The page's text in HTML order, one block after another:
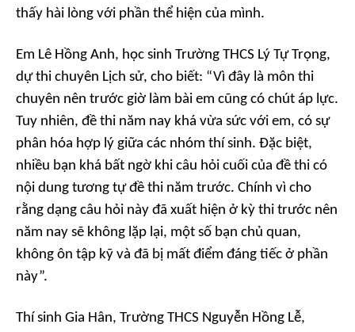
thấy hài lòng với phần thể hiện của mình.
Em Lê Hồng Anh, học sinh Trường THCS Lý Tự Trọng,
dự thi chuyên Lịch sử, cho biết: “Vì đây là môn thi
chuyên nên trước giờ làm bài em cũng có chút áp lực.
Tuy nhiên, đề thi năm nay khá vừa sức với em, có sự
phân hóa hợp lý giữa các nhóm thí sinh. Đặc biệt,
nhiều bạn khá bất ngờ khi câu hỏi cuối của đề thi có
nội dung tương tự đề thi năm trước. Chính vì cho
rằng dạng câu hỏi này đã xuất hiện ở kỳ thi trước nên
năm nay sẽ không lặp lại, một số bạn chủ quan,
không ôn tập kỹ và đã bị mất điểm đáng tiếc ở phần
này”.
Thí sinh Gia Hân, Trường THCS Nguyễn Hồng Lễ,